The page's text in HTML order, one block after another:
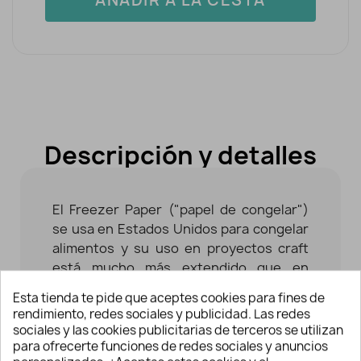
Descripción y detalles
El Freezer Paper ("papel de congelar")
se usa en Estados Unidos para congelar
alimentos y su uso en proyectos craft
está mucho más extendido que en
El Freezer Paper se puede reutilizar
según la labor en la que lo emplees.
Esta tienda te pide que aceptes cookies para fines de
rendimiento, redes sociales y publicidad. Las redes
sociales y las cookies publicitarias de terceros se utilizan
para ofrecerte funciones de redes sociales y anuncios